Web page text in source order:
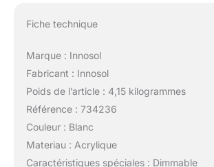
Fiche technique
Marque : Innosol
Fabricant : Innosol
Poids de l’article : 4,15 kilogrammes
Référence : 734236
Couleur : Blanc
Materiau : Acrylique
Caractéristiques spéciales : Dimmable